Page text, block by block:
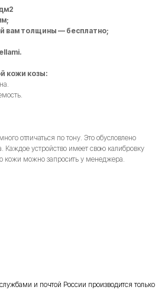
вам толщины — бесплатно;
кожи козы:
отличаться по тону. Это обусловлено
Каждое устройство имеет свою калибровку
кожи можно запросить у менеджера.
и почтой России производится только